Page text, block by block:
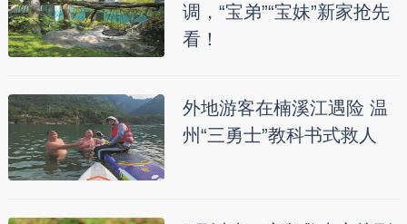
调，“宝弟”“宝妹”新家抢先
看！
外地游客在楠溪江遇险 温
州“三勇士”教科书式救人